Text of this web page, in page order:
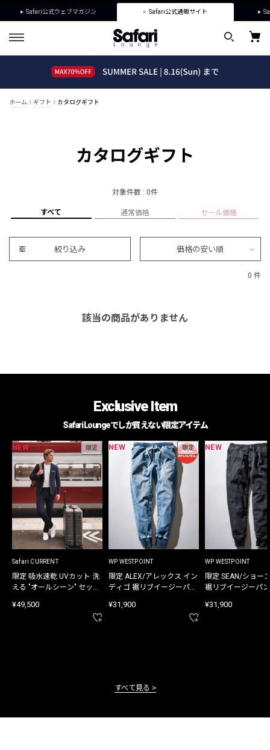
Safari公式ウェブマガジン Safari公式通販サイト
ホーム ギフト カタログギフト
カタログギフト
対象件数 : 0件
すべて 通常価格 セール価格
絞り込み 価格の安い順
0 件
該当の商品がありません
Exclusive Item
Safari Loungeでしか買えない限定アイテム
NEW 限定
Safari CURRENT
限定 吸水速乾 UVカット 洗
える "オールシーン" セット
¥49,500
NEW 限定
WP WESTPOINT
限定 ALEX/アレックス イン
ディゴ 裾リブイージーパン
¥31,900
NEW
WP WESTPOINT
限定 SEAN/ショー
裾リブイージーパ
¥31,900
すべて見る